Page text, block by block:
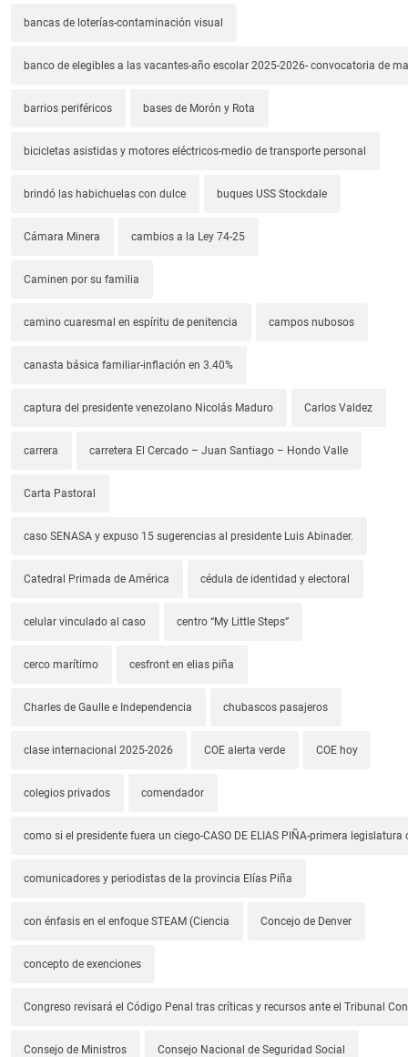
bancas de loterías-contaminación visual
banco de elegibles a las vacantes-año escolar 2025-2026- convocatoria de
barrios periféricos bases de Morón y Rota
bicicletas asistidas y motores eléctricos-medio de transporte personal
brindó las habichuelas con dulce buques USS Stockdale
Cámara Minera cambios a la Ley 74-25
Caminen por su familia
camino cuaresmal en espíritu de penitencia campos nubosos
canasta básica familiar-inflación en 3.40%
captura del presidente venezolano Nicolás Maduro Carlos Valdez
carrera carretera El Cercado – Juan Santiago – Hondo Valle
Carta Pastoral
caso SENASA y expuso 15 sugerencias al presidente Luis Abinader.
Catedral Primada de América cédula de identidad y electoral
celular vinculado al caso centro “My Little Steps”
cerco marítimo cesfront en elias piña
Charles de Gaulle e Independencia chubascos pasajeros
clase internacional 2025-2026 COE alerta verde COE hoy
colegios privados comendador
como si el presidente fuera un ciego-CASO DE ELIAS PIÑA-primera legislatura
comunicadores y periodistas de la provincia Elías Piña
con énfasis en el enfoque STEAM (Ciencia Concejo de Denver
concepto de exenciones
Congreso revisará el Código Penal tras críticas y recursos ante el Tribunal
Consejo de Ministros Consejo Nacional de Seguridad Social